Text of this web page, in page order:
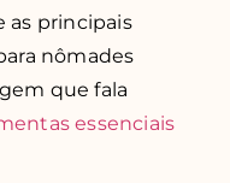
as principais
nômades
que fala
essenciais